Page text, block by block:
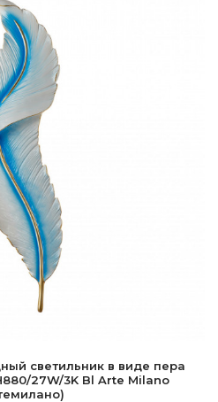
светильник в виде пера
27W/3K Bl Arte Milano